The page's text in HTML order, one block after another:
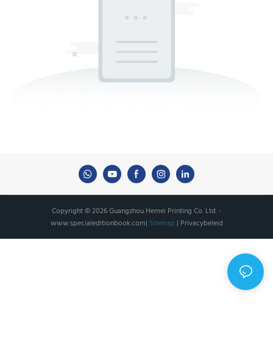
Copyright © 2026 Guangzhou Hemei Printing Co. Ltd. -
www.specialeditionbook.com| Sitemap | Privacybeleid